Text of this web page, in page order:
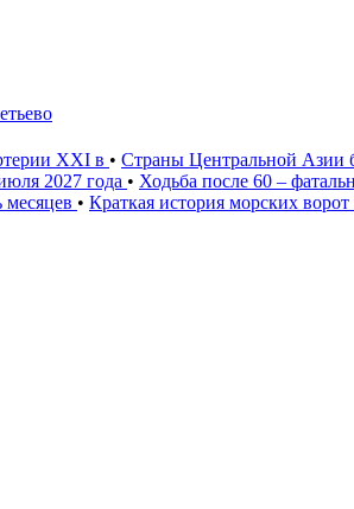
XXI в • Страны Центральной Азии
2027 года • Ходьба после 60 –
• Краткая история морских